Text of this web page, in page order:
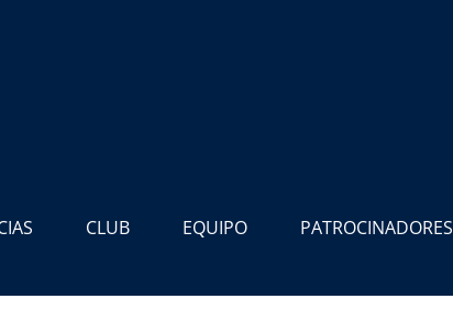
CLUB EQUIPO PATROCINADORES